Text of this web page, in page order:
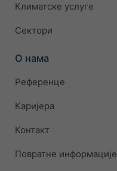
Климатске услуге
Сектори
О нама
Референце
Каријера
Контакт
Повратне информације